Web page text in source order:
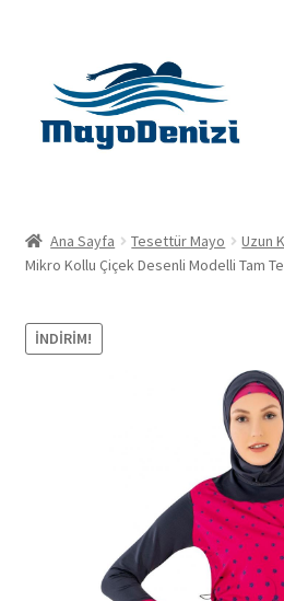
Ürünler
Hakkımızda
Ana Sayfa Tesettür Mayo Uzun
Mikro Kollu Çiçek Desenli Modelli Tam
İNDIRIM!